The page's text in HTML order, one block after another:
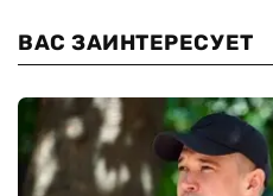
ВАС ЗАИНТЕРЕСУЕТ